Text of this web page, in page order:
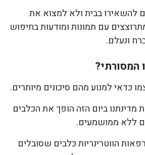
להשאירו בבית ולא למצוא את
עם תמונות ומודעות בחיפוש
ונעלם.
המסורתי?
כדאי למנוע מהם סיכונים מיותרים.
ביום הזה הופך את הכלבים
ללא ממושמעים.
הווטרינריות כלבים שסובלים